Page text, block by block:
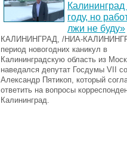
Калининград
году, но
лжи не буду»
КАЛИНИНГРАД, /НИА-
период новогодних каникул в
Калининградскую область из
наведался депутат Госдумы VII
Александр Пятикоп, который
ответить на вопросы
Калининград.